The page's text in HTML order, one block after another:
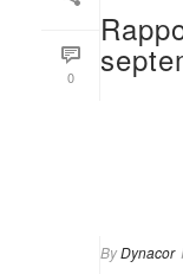
0
ByDynacor